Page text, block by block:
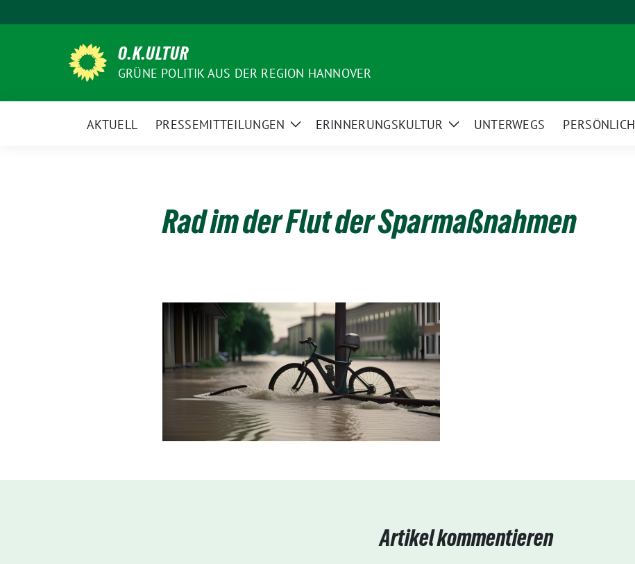
zum
O.K.ULTUR
GRÜNE POLITIK AUS DER REGION HANNOVER
AKTUELL PRESSEMITTEILUNGEN
ZeigeERINNERUNGSKULTUR
ZeigeUNTERWEGS PERSÖNLICH
Rad im der Flut der Sparmaßnahmen
Artikel kommentieren